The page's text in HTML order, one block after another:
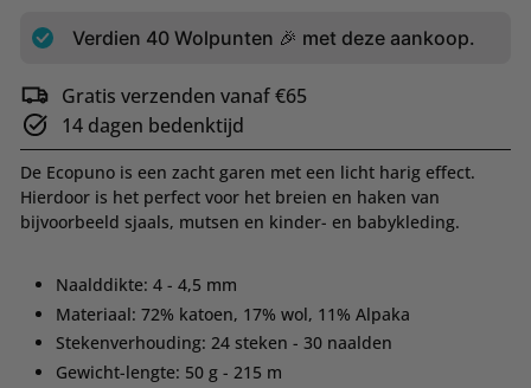
Verdien 40 Wolpunten 🎉 met deze aankoop.
Gratis verzenden vanaf €65
14 dagen bedenktijd
De Ecopuno is een zacht garen met een licht harig effect.
Hierdoor is het perfect voor het breien en haken van
bijvoorbeeld sjaals, mutsen en kinder- en babykleding.
Naalddikte: 4 - 4,5 mm
Materiaal: 72% katoen, 17% wol, 11% Alpaka
Stekenverhouding: 24 steken - 30 naalden
Gewicht-lengte: 50 g - 215 m